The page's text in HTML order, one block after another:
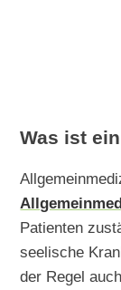
Was ist
Patienten
seelische
der Regel